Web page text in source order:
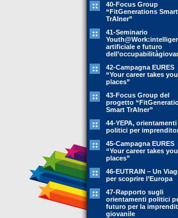
40-Focus Group
“FitGenerations Smart
TrAIner”
41-Seminario
artificiale e futuro
42-Campagna EURES
“Your career takes you
places”
43-Focus Group del
progetto
Smart TrAIner”
44-YEPA, orientamenti
politici per
45-Campagna EURES
“Your career takes you
places”
46-EUTRAIN – Un
per scoprire l’Europa
47-Rapporto sugli
orientamenti politici
futuro per la
giovanile